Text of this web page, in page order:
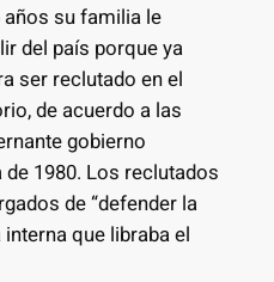
su familia le
del país porque ya
ser reclutado en el
de acuerdo a las
gobierno
1980. Los reclutados
de “defender la
que libraba el